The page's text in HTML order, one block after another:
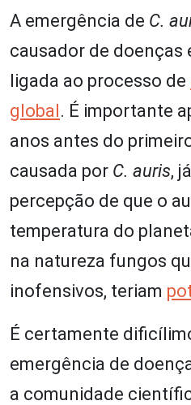
A emergência de C.
causador de doenças
ligada ao processo de
global. É importante
anos antes do
causada por C. auris,
percepção de que o
temperatura do
na natureza fungos
inofensivos, teriam
É certamente
emergência de
a comunidade